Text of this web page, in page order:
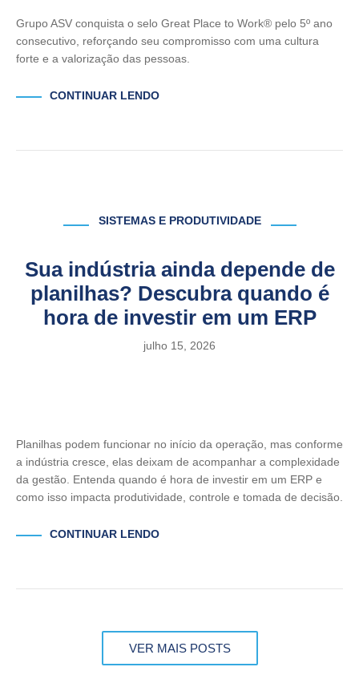
Grupo ASV conquista o selo Great Place to Work® pelo 5º ano
consecutivo, reforçando seu compromisso com uma cultura
forte e a valorização das pessoas.
CONTINUAR LENDO
SISTEMAS E PRODUTIVIDADE
Sua indústria ainda depende de
planilhas? Descubra quando é
hora de investir em um ERP
julho 15, 2026
Planilhas podem funcionar no início da operação, mas conforme
a indústria cresce, elas deixam de acompanhar a complexidade
da gestão. Entenda quando é hora de investir em um ERP e
como isso impacta produtividade, controle e tomada de decisão.
CONTINUAR LENDO
VER MAIS POSTS